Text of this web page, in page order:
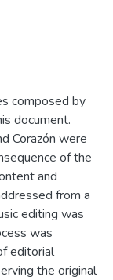
composed by
document.
Corazón were
of the
and
from a
editing was
was
editorial
the original